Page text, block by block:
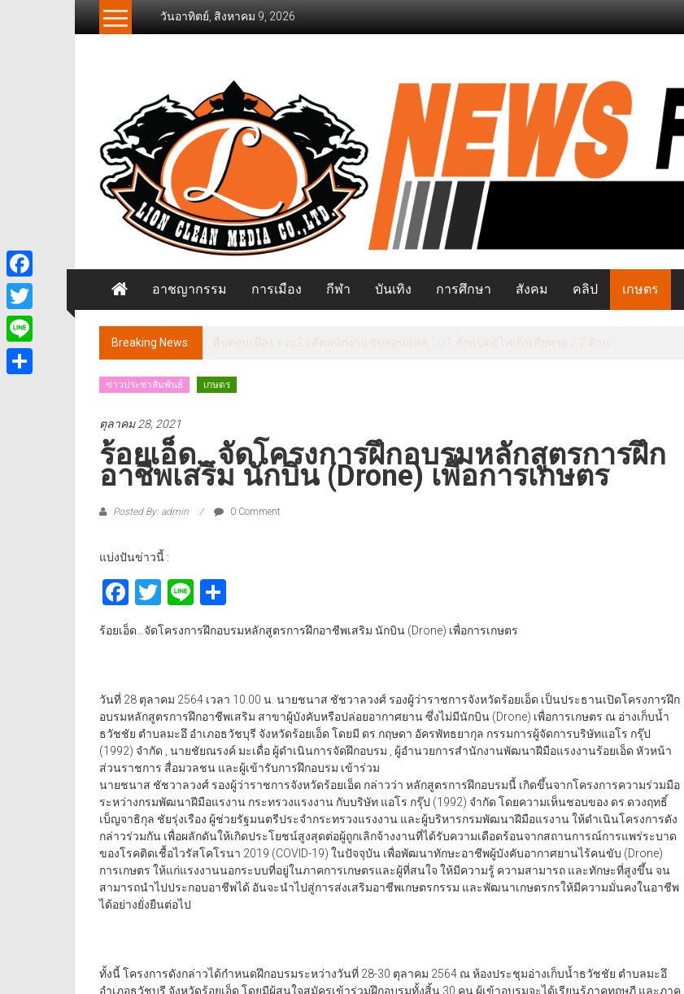
วันอาทิตย์, สิงหาคม 9, 2026
Freelancer
วส์
ฟรี
แลน
เซอร์
อาชญากรรม การเมือง กีฬา บันเทิง การศึกษา สังคม คลิป เกษตร
Breaking News: นนทบุรี เวทีประชุม ศจย. ชงภาษีสุขภาพ คุม “หวาน-เค็ม-เมา-ควัน“ ลดการเข้าถึงสินค้าก่อโรคเรื้อรัง
ข่าวประชาสัมพันธ์ เกษตร
ตุลาคม 28, 2021
ร้อยเอ็ด…จัดโครงการฝึกอบรมหลักสูตรการฝึก
อาชีพเสริม นักบิน (Drone) เพื่อการเกษตร
Posted By: admin 0 Comment
แบ่งปันข่าวนี้ :
Facebook
Twitter
Line
ร้อยเอ็ด…จัดโครงการฝึกอบรมหลักสูตรการฝึกอาชีพเสริม นักบิน (Drone) เพื่อการเกษตร
วันที่ 28 ตุลาคม 2564 เวลา 10.00 น. นายชนาส ชัชวาลวงศ์ รองผู้ว่าราชการจังหวัดร้อยเอ็ด เป็นประธานเปิดโครงการฝึก
อบรมหลักสูตรการฝึกอาชีพเสริม สาขาผู้บังคับหรือปล่อยอากาศยาน ซึ่งไม่มีนักบิน (Drone) เพื่อการเกษตร ณ อ่างเก็บน้ำ
ธวัชชัย ตำบลมะอึ อำเภอธวัชบุรี จังหวัดร้อยเอ็ด โดยมี ดร.กฤษดา อัครพัทธยากุล กรรมการผู้จัดการบริษัทแอโร กรุ๊ป
(1992) จำกัด , นายชัยณรงค์ มะเดื่อ ผู้ดำเนินการจัดฝึกอบรม , ผู้อำนวยการสำนักงานพัฒนาฝีมือแรงงานร้อยเอ็ด หัวหน้า
ส่วนราชการ สื่อมวลชน และผู้เข้ารับการฝึกอบรม เข้าร่วม
นายชนาส ชัชวาลวงศ์ รองผู้ว่าราชการจังหวัดร้อยเอ็ด กล่าวว่า หลักสูตรการฝึกอบรมนี้ เกิดขึ้นจากโครงการความร่วมมือ
ระหว่างกรมพัฒนาฝีมือแรงาน กระทรวงแรงงาน กับบริษัท แอโร กรุ๊ป (1992) จำกัด โดยความเห็นชอบของ ดร.ดวงฤทธิ์
เบ็ญจาธิกุล ชัยรุ่งเรือง ผู้ช่วยรัฐมนตรีประจำกระทรวงแรงงาน และผู้บริหารกรมพัฒนาฝีมือแรงาน ให้ดำเนินโครงการดัง
กล่าวร่วมกัน เพื่อผลักดันให้เกิดประโยชน์สูงสุดต่อผู้ถูกเลิกจ้างงานที่ได้รับความเดือดร้อนจากสถานการณ์การแพร่ระบาด
ของโรคติดเชื้อไวรัสโคโรนา 2019 (COVID-19) ในปัจจุบัน เพื่อพัฒนาทักษะอาชีพผู้บังคับอากาศยานไร้คนขับ (Drone)
การเกษตร ให้แก่แรงงานนอกระบบที่อยู่ในภาคการเกษตรและผู้ที่สนใจ ให้มีความรู้ ความสามารถ และทักษะที่สูงขึ้น จน
สามารถนำไปประกอบอาชีพได้ อันจะนำไปสู่การส่งเสริมอาชีพเกษตรกรรม และพัฒนาเกษตรกรให้มีความมั่นคงในอาชีพ
ได้อย่างยั่งยืนต่อไป
ทั้งนี้ โครงการดังกล่าวได้กำหนดฝึกอบรมระหว่างวันที่ 28-30 ตุลาคม 2564 ณ ห้องประชุมอ่างเก็บน้ำธวัชชัย ตำบลมะอึ
อำเภอธวัชบุรี จังหวัดร้อยเอ็ด โดยมีผู้สนใจสมัครเข้าร่วมฝึกอบรมทั้งสิ้น 30 คน ผู้เข้าอบรมจะได้เรียนรู้ภาคทฤษฎี และภาค
Facebook
Twitter
Line